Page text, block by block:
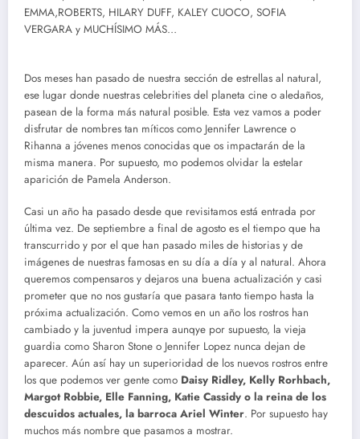
EMMA,ROBERTS, HILARY DUFF, KALEY CUOCO, SOFIA
VERGARA y MUCHÍSIMO MÁS…
Dos meses han pasado de nuestra sección de estrellas al natural,
ese lugar donde nuestras celebrities del planeta cine o aledaños,
pasean de la forma más natural posible. Esta vez vamos a poder
disfrutar de nombres tan míticos como Jennifer Lawrence o
Rihanna a jóvenes menos conocidas que os impactarán de la
misma manera. Por supuesto, mo podemos olvidar la estelar
aparición de Pamela Anderson.
Casi un año ha pasado desde que revisitamos está entrada por
última vez. De septiembre a final de agosto es el tiempo que ha
transcurrido y por el que han pasado miles de historias y de
imágenes de nuestras famosas en su día a día y al natural. Ahora
queremos compensaros y dejaros una buena actualización y casi
prometer que no nos gustaría que pasara tanto tiempo hasta la
próxima actualización. Como vemos en un año los rostros han
cambiado y la juventud impera aunqye por supuesto, la vieja
guardia como Sharon Stone o Jennifer Lopez nunca dejan de
aparecer. Aún así hay un superioridad de los nuevos rostros entre
los que podemos ver gente como Daisy Ridley, Kelly Rorhbach,
Margot Robbie, Elle Fanning, Katie Cassidy o la reina de los
descuidos actuales, la barroca Ariel Winter. Por supuesto hay
muchos más nombre que pasamos a mostrar.